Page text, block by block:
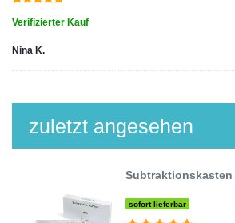
Verifizierter Kauf
Nina K.
zuletzt angesehen
sofort lieferbar